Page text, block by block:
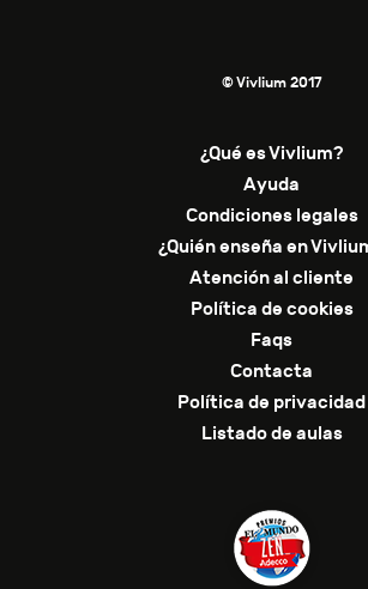
© Vivlium 2017
¿Qué es Vivlium?
Ayuda
Condiciones legales
¿Quién enseña en
Atención al cliente
Política de cookies
Faqs
Contacta
Política de privacidad
Listado de aulas